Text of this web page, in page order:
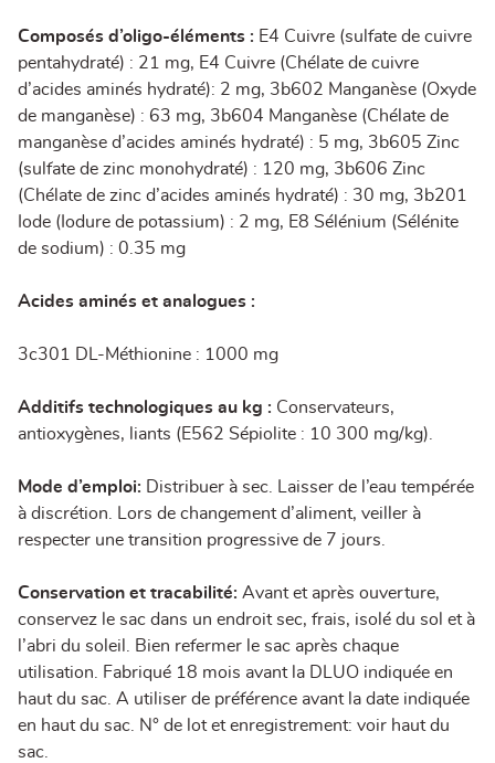
Composés d’oligo-éléments : E4 Cuivre (sulfate de cuivre
pentahydraté) : 21 mg, E4 Cuivre (Chélate de cuivre
d’acides aminés hydraté): 2 mg, 3b602 Manganèse (Oxyde
de manganèse) : 63 mg, 3b604 Manganèse (Chélate de
manganèse d’acides aminés hydraté) : 5 mg, 3b605 Zinc
(sulfate de zinc monohydraté) : 120 mg, 3b606 Zinc
(Chélate de zinc d’acides aminés hydraté) : 30 mg, 3b201
Iode (Iodure de potassium) : 2 mg, E8 Sélénium (Sélénite
de sodium) : 0.35 mg
Acides aminés et analogues :
3c301 DL-Méthionine : 1000 mg
Additifs technologiques au kg : Conservateurs,
antioxygènes, liants (E562 Sépiolite : 10 300 mg/kg).
Mode d’emploi: Distribuer à sec. Laisser de l’eau tempérée
à discrétion. Lors de changement d’aliment, veiller à
respecter une transition progressive de 7 jours.
Conservation et tracabilité: Avant et après ouverture,
conservez le sac dans un endroit sec, frais, isolé du sol et à
l’abri du soleil. Bien refermer le sac après chaque
utilisation. Fabriqué 18 mois avant la DLUO indiquée en
haut du sac. A utiliser de préférence avant la date indiquée
en haut du sac. N° de lot et enregistrement: voir haut du
sac.